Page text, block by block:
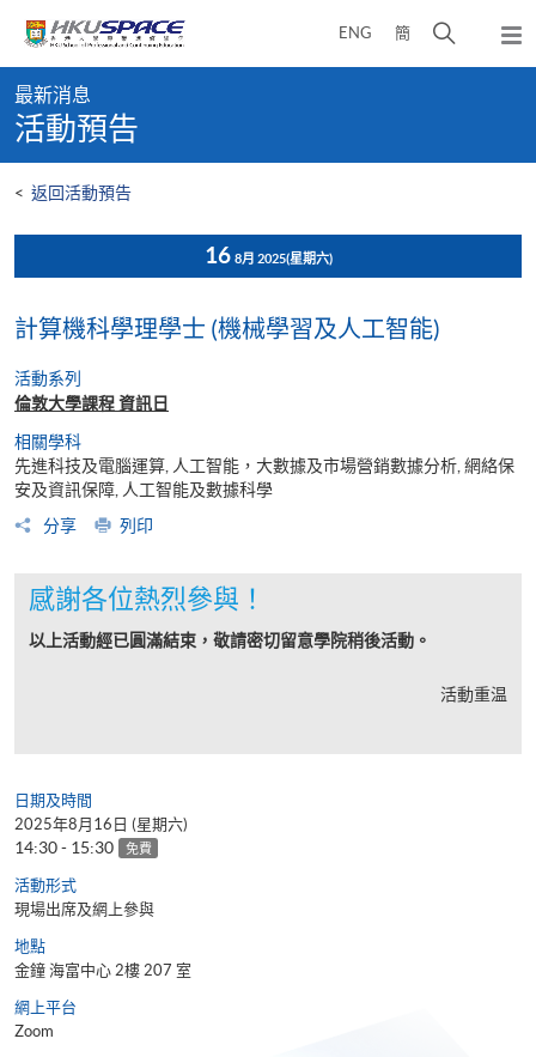
content
ENG 簡
開
彈
出
content
start
最新消息
活動預告
< 返回活動預告
16 8月 2025(星期六)
計算機科學理學士 (機械學習及人工智能)
活動系列
倫敦大學課程 資訊日
相關學科
先進科技及電腦運算, 人工智能，大數據及市場營銷數據分析, 網絡保
安及資訊保障, 人工智能及數據科學
分享
列印
感謝各位熱烈參與！
以上活動經已圓滿結束，敬請密切留意學院稍後活動。
活動重温
日期及時間
2025年8月16日 (星期六)
14:30 - 15:30 免費
活動形式
現場出席及網上參與
地點
金鐘 海富中心 2樓 207 室
網上平台
Zoom